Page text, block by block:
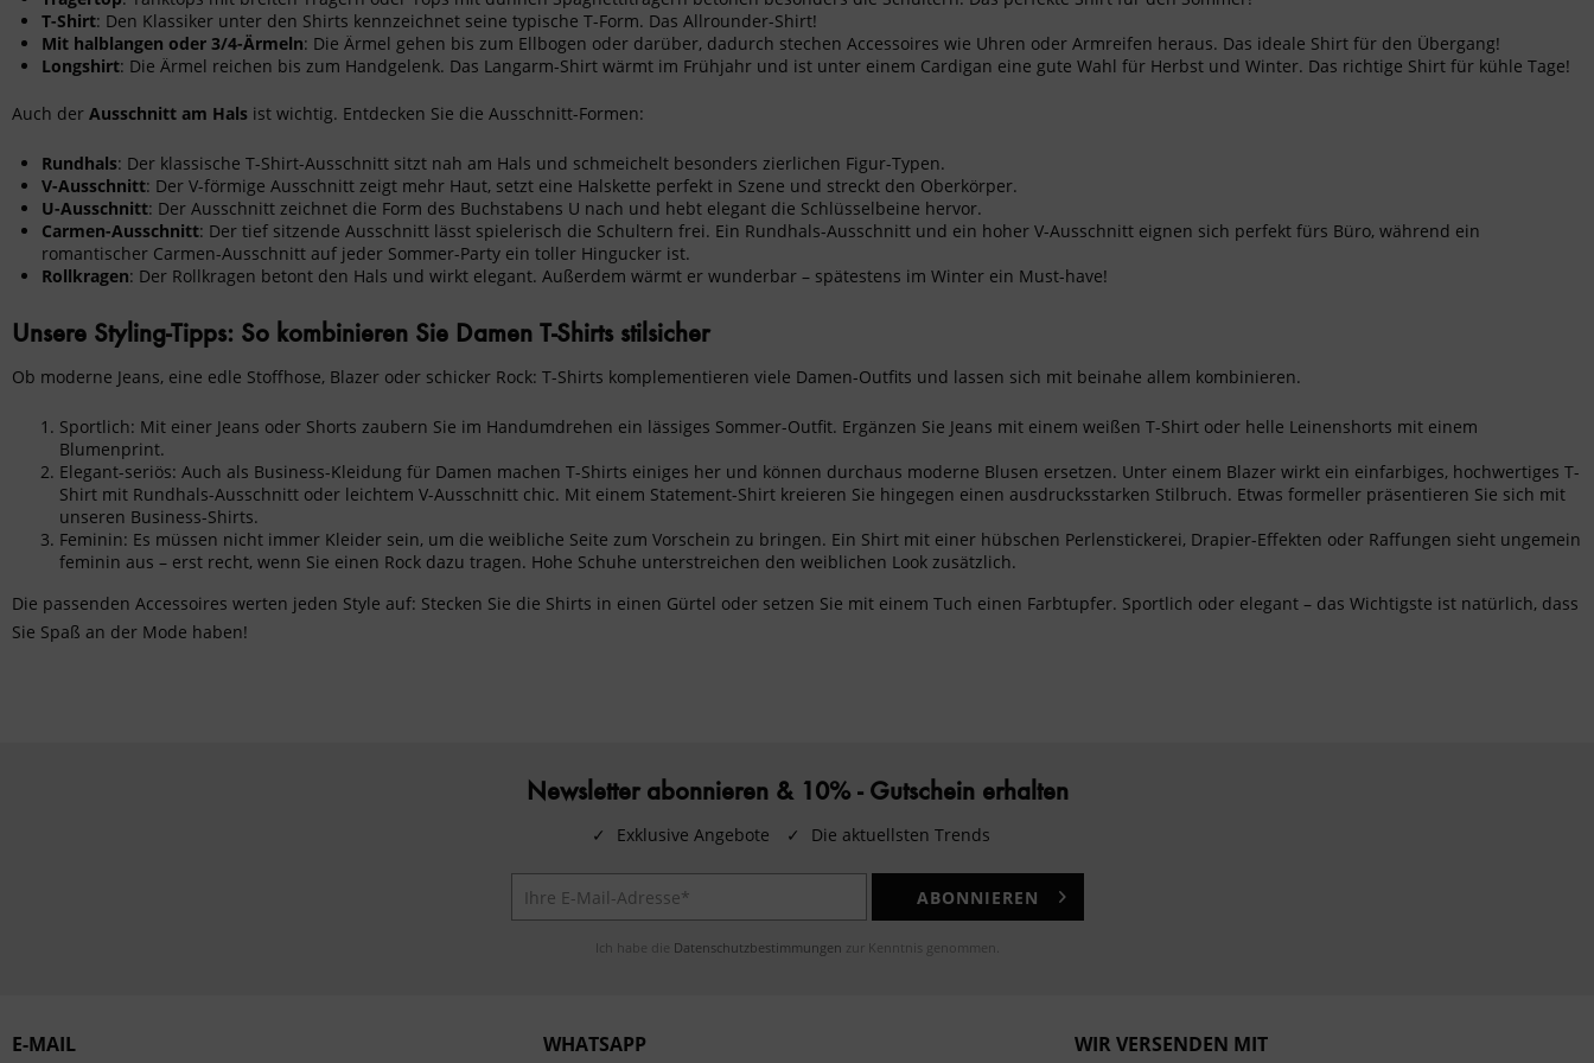
T-Shirt: Den Klassiker unter den Shirts kennzeichnet seine typische T-Form. Das Allrounder-Shirt!
Mit halblangen oder 3/4-Ärmeln: Die Ärmel gehen bis zum Ellbogen oder darüber, dadurch stechen Accessoires wie Uhren oder Armreifen heraus. Das ideale Shirt für den Übergang!
Longshirt: Die Ärmel reichen bis zum Handgelenk. Das Langarm-Shirt wärmt im Frühjahr und ist unter einem Cardigan eine gute Wahl für Herbst und Winter. Das richtige Shirt für kühle Tage!
Auch der Ausschnitt am Hals ist wichtig. Entdecken Sie die Ausschnitt-Formen:
Rundhals: Der klassische T-Shirt-Ausschnitt sitzt nah am Hals und schmeichelt besonders zierlichen Figur-Typen.
V-Ausschnitt: Der V-förmige Ausschnitt zeigt mehr Haut, setzt eine Halskette perfekt in Szene und streckt den Oberkörper.
U-Ausschnitt: Der Ausschnitt zeichnet die Form des Buchstabens U nach und hebt elegant die Schlüsselbeine hervor.
Carmen-Ausschnitt: Der tief sitzende Ausschnitt lässt spielerisch die Schultern frei. Ein Rundhals-Ausschnitt und ein hoher V-Ausschnitt eignen sich perfekt fürs Büro, während ein
romantischer Carmen-Ausschnitt auf jeder Sommer-Party ein toller Hingucker ist.
Rollkragen: Der Rollkragen betont den Hals und wirkt elegant. Außerdem wärmt er wunderbar – spätestens im Winter ein Must-have!
Unsere Styling-Tipps: So kombinieren Sie Damen T-Shirts stilsicher
Ob moderne Jeans, eine edle Stoffhose, Blazer oder schicker Rock: T-Shirts komplementieren viele Damen-Outfits und lassen sich mit beinahe allem kombinieren.
Sportlich: Mit einer Jeans oder Shorts zaubern Sie im Handumdrehen ein lässiges Sommer-Outfit. Ergänzen Sie Jeans mit einem weißen T-Shirt oder helle Leinenshorts mit einem
Blumenprint.
Elegant-seriös: Auch als Business-Kleidung für Damen machen T-Shirts einiges her und können durchaus moderne Blusen ersetzen. Unter einem Blazer wirkt ein einfarbiges, hochwertiges T-
Shirt mit Rundhals-Ausschnitt oder leichtem V-Ausschnitt chic. Mit einem Statement-Shirt kreieren Sie hingegen einen ausdrucksstarken Stilbruch. Etwas formeller präsentieren Sie sich mit
unseren Business-Shirts.
Feminin: Es müssen nicht immer Kleider sein, um die weibliche Seite zum Vorschein zu bringen. Ein Shirt mit einer hübschen Perlenstickerei, Drapier-Effekten oder Raffungen sieht ungemein
feminin aus – erst recht, wenn Sie einen Rock dazu tragen. Hohe Schuhe unterstreichen den weiblichen Look zusätzlich.
Die passenden Accessoires werten jeden Style auf: Stecken Sie die Shirts in einen Gürtel oder setzen Sie mit einem Tuch einen Farbtupfer. Sportlich oder elegant – das Wichtigste ist natürlich, dass
Sie Spaß an der Mode haben!
Newsletter abonnieren & 10% - Gutschein erhalten
✓ Exklusive Angebote ✓ Die aktuellsten Trends
ABONNIEREN
Ich habe die Datenschutzbestimmungen zur Kenntnis genommen.
E-MAIL WHATSAPP WIR VERSENDEN MIT